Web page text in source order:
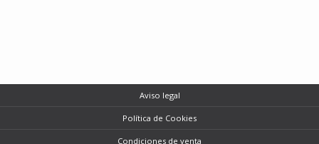
Aviso legal
Política de Cookies
Condiciones de venta